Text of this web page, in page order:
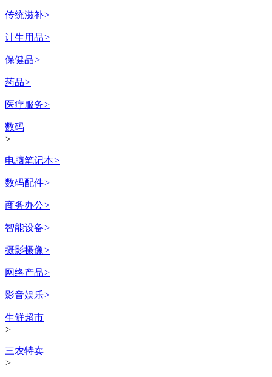
传统滋补>
计生用品>
保健品>
药品>
医疗服务>
数码
>
电脑笔记本>
数码配件>
商务办公>
智能设备>
摄影摄像>
网络产品>
影音娱乐>
生鲜超市
>
三农特卖
>